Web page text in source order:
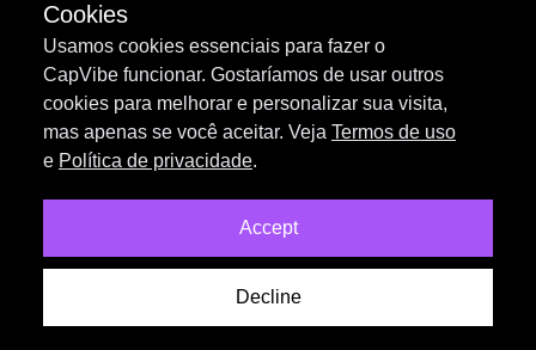
Cookies
Usamos cookies essenciais para fazer o
CapVibe funcionar. Gostaríamos de usar outros
cookies para melhorar e personalizar sua visita,
mas apenas se você aceitar. Veja Termos de uso
e Política de privacidade.
Accept
Decline
Legendas inteligentes
Gere legendas envolventes automaticamente